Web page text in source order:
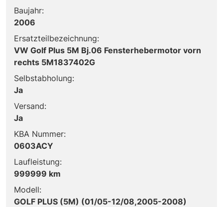
Baujahr:
2006
Ersatzteilbezeichnung:
VW Golf Plus 5M Bj.06 Fensterhebermotor vorn
rechts 5M1837402G
Selbstabholung:
Ja
Versand:
Ja
KBA Nummer:
0603ACY
Laufleistung:
999999 km
Modell:
GOLF PLUS (5M) (01/05-12/08,2005-2008)